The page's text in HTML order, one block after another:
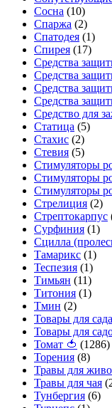
Сосна (10)
Спаржа (2)
Спатодея (1)
Спирея (17)
Средства
Средства
Средства
Средства
Средство для
Статица (5)
Стахис (2)
Стевия (5)
Стимуляторы
Стимуляторы
Стимуляторы
Стрелиция (2)
Стрептокарпус
Сурфиния (1)
Сцилла
Тамарикс (1)
Теспезия (1)
Тимьян (11)
Титония (1)
Тмин (2)
Товары для
Товары для
Томат 🍅 (1286)
Торения (8)
Травы для
Травы для чая
Тунбергия (6)